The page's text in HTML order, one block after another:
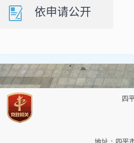
依申请公开